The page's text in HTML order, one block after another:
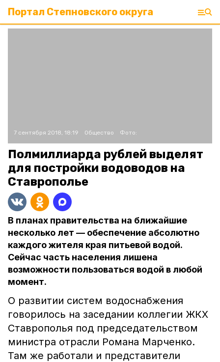
Портал Степновского округа
7 сентября 2018, 18:19 Общество Фото:
Полмиллиарда рублей выделят
для постройки водоводов на
Ставрополье
В планах правительства на ближайшие
несколько лет — обеспечение абсолютно
каждого жителя края питьевой водой.
Сейчас часть населения лишена
возможности пользоваться водой в любой
момент.
О развитии систем водоснабжения
говорилось на заседании коллегии ЖКХ
Ставрополья под председательством
министра отрасли Романа Марченко.
Там же работали и представители